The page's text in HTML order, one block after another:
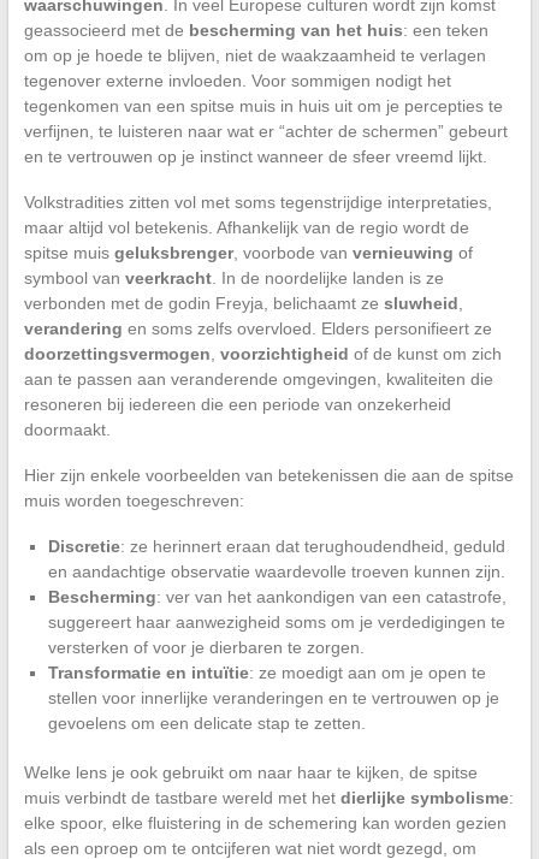
waarschuwingen . In veel Europese culturen wordt zijn komst
geassocieerd met de bescherming van het huis: een teken
om op je hoede te blijven, niet de waakzaamheid te verlagen
tegenover externe invloeden. Voor sommigen nodigt het
tegenkomen van een spitse muis in huis uit om je percepties te
verfijnen, te luisteren naar wat er “achter de schermen” gebeurt
en te vertrouwen op je instinct wanneer de sfeer vreemd lijkt.
Volkstradities zitten vol met soms tegenstrijdige interpretaties,
maar altijd vol betekenis. Afhankelijk van de regio wordt de
spitse muis geluksbrenger, voorbode van vernieuwing of
symbool van veerkracht. In de noordelijke landen is ze
verbonden met de godin Freyja, belichaamt ze sluwheid
verandering en soms zelfs overvloed. Elders personifieert ze
doorzettingsvermogen voorzichtigheid of de kunst om zich
aan te passen aan veranderende omgevingen, kwaliteiten die
resoneren bij iedereen die een periode van onzekerheid
doormaakt.
Hier zijn enkele voorbeelden van betekenissen die aan de spitse
muis worden toegeschreven:
Discretie: ze herinnert eraan dat terughoudendheid, geduld
en aandachtige observatie waardevolle troeven kunnen zijn.
Bescherming: ver van het aankondigen van een catastrofe,
suggereert haar aanwezigheid soms om je verdedigingen te
versterken of voor je dierbaren te zorgen.
Transformatie en intuïtie: ze moedigt aan om je open te
stellen voor innerlijke veranderingen en te vertrouwen op je
gevoelens om een delicate stap te zetten.
Welke lens je ook gebruikt om naar haar te kijken, de spitse
muis verbindt de tastbare wereld met het dierlijke symbolisme:
elke spoor, elke fluistering in de schemering kan worden gezien
als een oproep om te ontcijferen wat niet wordt gezegd, om